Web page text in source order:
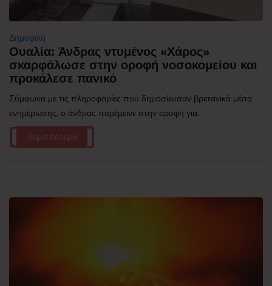
Δημοφιλή
Ουαλία: Άνδρας ντυμένος «Χάρος»
σκαρφάλωσε στην οροφή νοσοκομείου και
προκάλεσε πανικό
Σύμφωνα με τις πληροφορίες που δημοσίευσαν βρετανικά μέσα
ενημέρωσης, ο άνδρας παρέμεινε στην οροφή για...
Περισσότερα